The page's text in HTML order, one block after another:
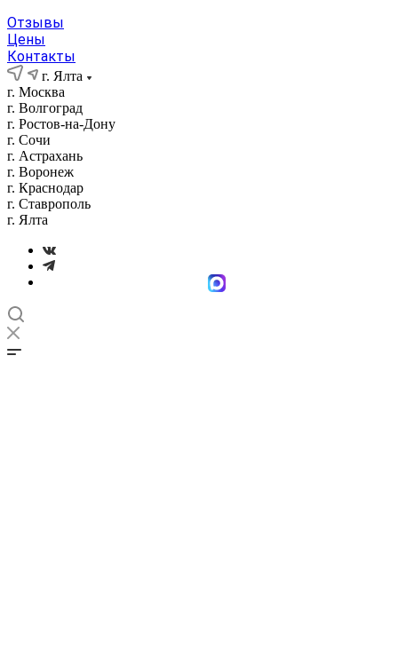
Отзывы
Цены
Контакты
г. Ялта
г. Москва
г. Волгоград
г. Ростов-на-Дону
г. Сочи
г. Астрахань
г. Воронеж
г. Краснодар
г. Ставрополь
г. Ялта